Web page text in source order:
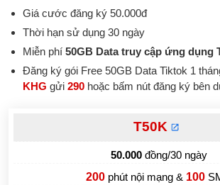
Giá cước đăng ký 50.000đ
Thời hạn sử dụng 30 ngày
Miễn phí50GB Data truy cập ứng dụng
Đăng ký gói Free 50GB Data Tiktok 1
KHG gửi290 hoặc bấm nút đăng ký bên
T50K
50.000đồng/30 ngày
200 phút nội mạng & 100